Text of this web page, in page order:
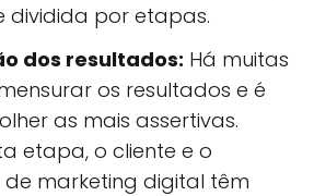
dividida por etapas.
dos resultados: Há muitas
os resultados e é
as mais assertivas.
etapa, o cliente e o
de marketing digital têm